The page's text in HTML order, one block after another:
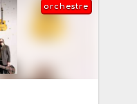
orchestre